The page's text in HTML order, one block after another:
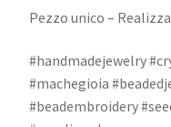
Pezzo unico –
#handmadejewelry
#machegioia
#beadembroidery